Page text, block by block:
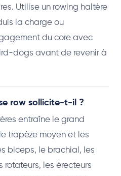
Utilise un rowing haltère
la charge ou
du core avec
dogs avant de revenir à
row sollicite-t-il ?
entraîne le grand
trapèze moyen et les
biceps, le brachial, les
les érecteurs